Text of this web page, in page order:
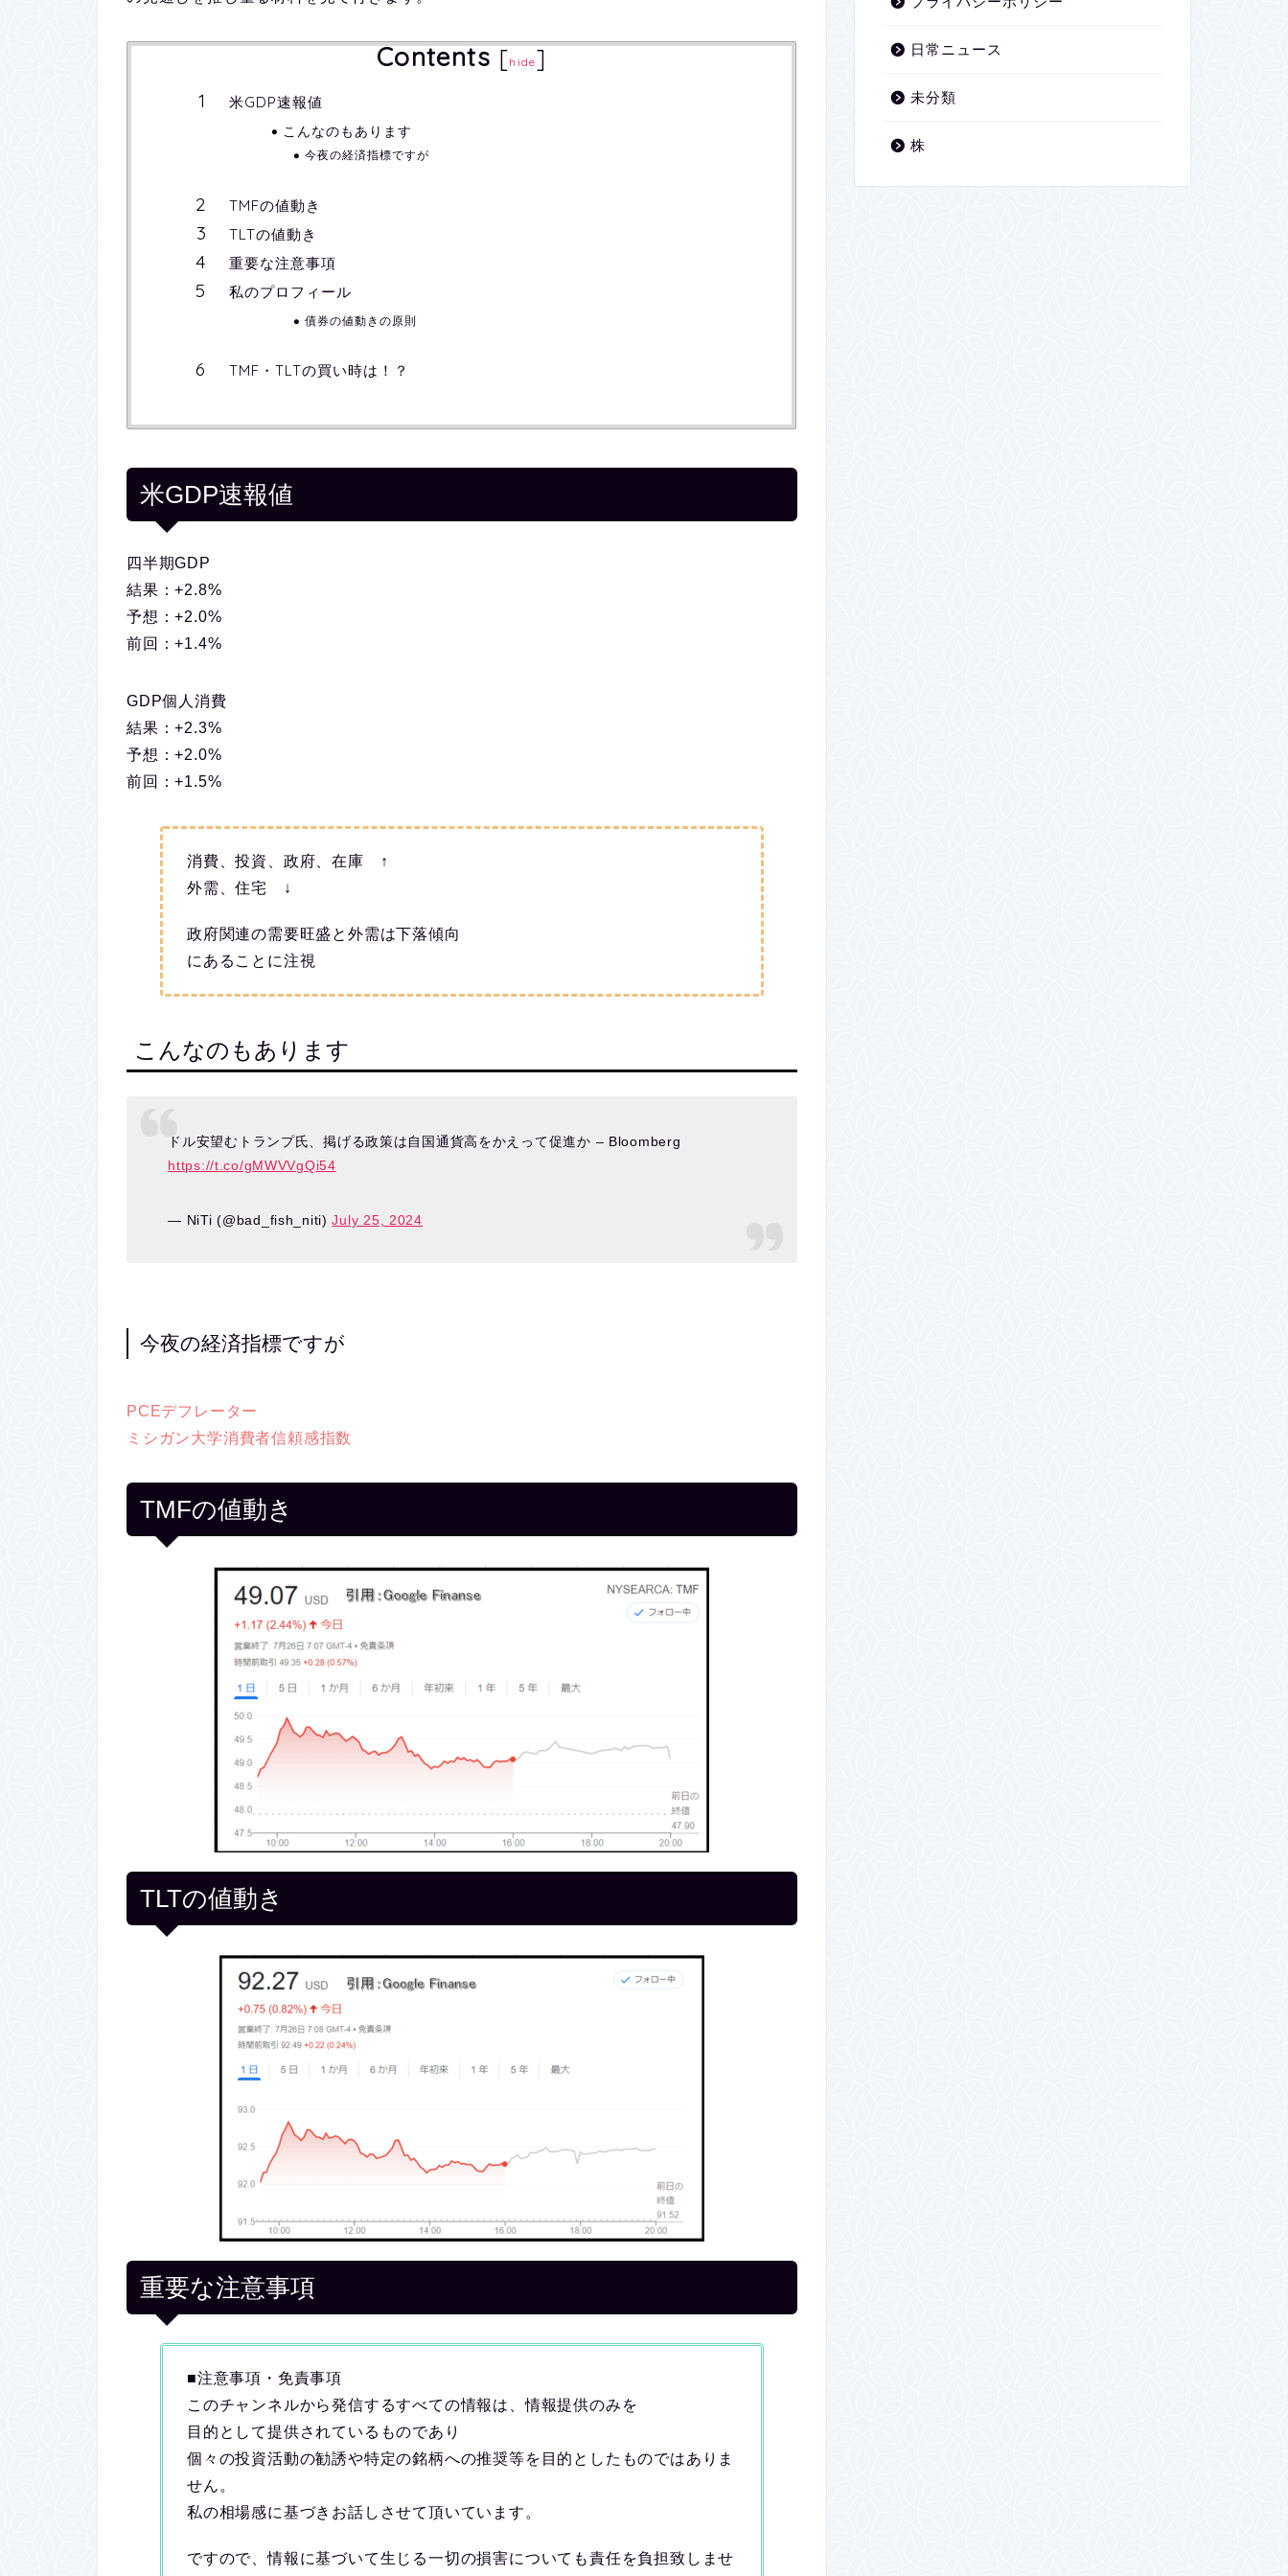
Contents [hide]
米GDP速報値
こんなのもあります
今夜の経済指標ですが
TMFの値動き
TLTの値動き
重要な注意事項
私のプロフィール
債券の値動きの原則
TMF・TLTの買い時は！？
米GDP速報値
四半期GDP
結果：+2.8%
予想：+2.0%
前回：+1.4%
GDP個人消費
結果：+2.3%
予想：+2.0%
前回：+1.5%
消費、投資、政府、在庫 ↑
外需、住宅 ↓
政府関連の需要旺盛と外需は下落傾向
にあることに注視
こんなのもあります
ドル安望むトランプ氏、掲げる政策は自国通貨高をかえって促進か – Bloomberg
https://t.co/gMWVVgQi54
— NiTi (@bad_fish_niti)July 25, 2024
今夜の経済指標ですが
PCEデフレーター
ミシガン大学消費者信頼感指数
TMFの値動き
TLTの値動き
重要な注意事項
■注意事項・免責事項
このチャンネルから発信するすべての情報は、情報提供のみを
目的として提供されているものであり
個々の投資活動の勧誘や特定の銘柄への推奨等を目的としたものではありま
せん。
私の相場感に基づきお話しさせて頂いています。
ですので、情報に基づいて生じる一切の損害についても責任を負担致しませ
日常ニュース
未分類
株